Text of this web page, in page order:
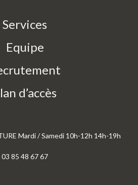
Services
Equipe
d’accès
Mardi / Samedi 10h-12h 14h-19h
03 85 48 67 67